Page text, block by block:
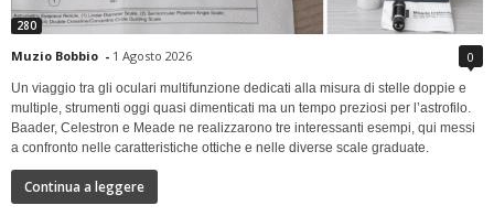
280
Muzio Bobbio - 1 Agosto 2026 0
Un viaggio tra gli oculari multifunzione dedicati alla misura di stelle doppie e
multiple, strumenti oggi quasi dimenticati ma un tempo preziosi per l’astrofilo.
Baader, Celestron e Meade ne realizzarono tre interessanti esempi, qui messi
a confronto nelle caratteristiche ottiche e nelle diverse scale graduate.
Continua a leggere